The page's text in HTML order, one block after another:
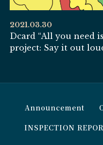
2021.03.30
Dcard “All you need
project: Say it out
Announcement
INSPECTION